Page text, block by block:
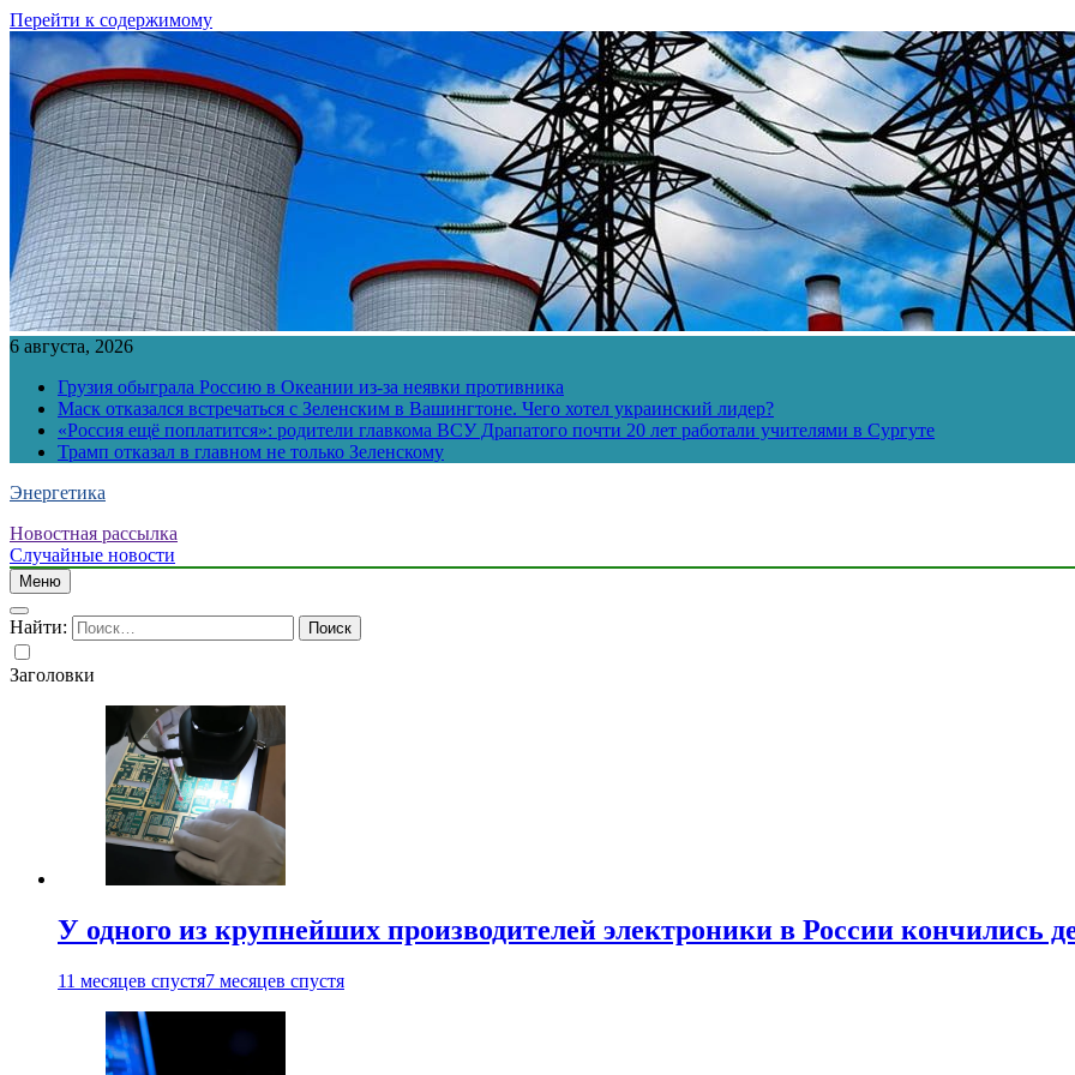
Перейти к содержимому
6 августа, 2026
Грузия обыграла Россию в Океании из-за неявки противника
Маск отказался встречаться с Зеленским в Вашингтоне. Чего хотел украинский лидер?
«Россия ещё поплатится»: родители главкома ВСУ Драпатого почти 20 лет работали учителями в Сургуте
Трамп отказал в главном не только Зеленскому
Энергетика
Новостная рассылка
Случайные новости
Меню
Найти:
Заголовки
У одного из крупнейших производителей электроники в России кончились
11 месяцев спустя7 месяцев спустя